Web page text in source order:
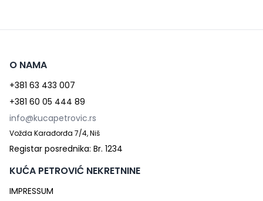
O NAMA
+381 63 433 007
+381 60 05 444 89
info@kucapetrovic.rs
Vožda Karađorđa 7/4, Niš
Registar posrednika: Br. 1234
KUĆA PETROVIĆ NEKRETNINE
IMPRESSUM